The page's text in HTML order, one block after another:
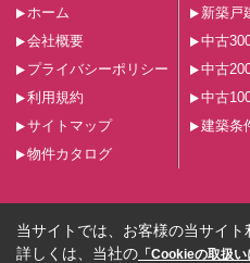
ホーム
会社概要
プライバシーポリシー
利用規約
サイトマップ
物件カタログ
新築戸
中古
中古
中古
建築条
当サイトでは、お客様の当サイ
詳しくは、当社の 「Cookieの取扱い